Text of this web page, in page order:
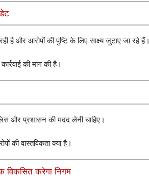
और आरोपों की पुष्टि के लिए साक्ष्य जुटाए जा रहे हैं।
की मांग की है।
और प्रशासन की मदद लेनी चाहिए।
की वास्तविकता क्या है।
विकसित करेगा निगम